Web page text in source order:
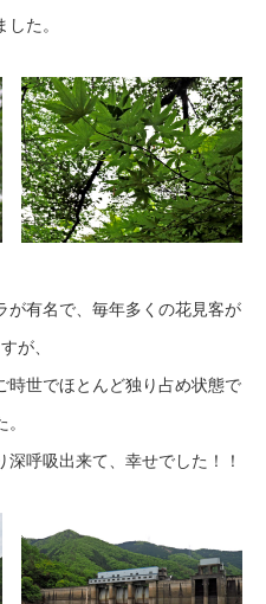
た。
が有名で、毎年多くの花見客が
が、
時世でほとんど独り占め状態で
呼吸出来て、幸せでした！！